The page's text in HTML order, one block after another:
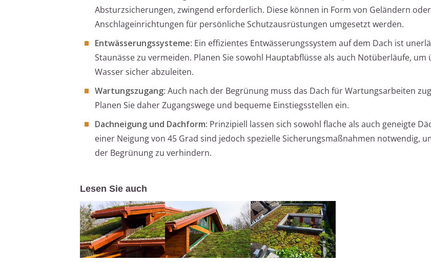
Absturzsicherungen, zwingend erforderlich. Diese können in Form von Geländern oder
Anschlageinrichtungen für persönliche Schutzausrüstungen umgesetzt werden.
Entwässerungssysteme: Ein effizientes Entwässerungssystem auf dem Dach ist
Staunässe zu vermeiden. Planen Sie sowohl Hauptabflüsse als auch Notüberläufe, um
Wasser sicher abzuleiten.
Wartungszugang: Auch nach der Begrünung muss das Dach für Wartungsarbeiten
Planen Sie daher Zugangswege und bequeme Einstiegsstellen ein.
Dachneigung und Dachform: Prinzipiell lassen sich sowohl flache als auch geneigte
einer Neigung von 45 Grad sind jedoch spezielle Sicherungsmaßnahmen notwendig,
der Begrünung zu verhindern.
Lesen Sie auch